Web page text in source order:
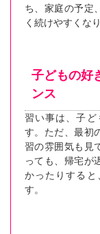
ち、家庭の予定
く続けやすくな
子どもの好
ンス
習い事は、子
す。ただ、最初
習の雰囲気も見
っても、帰宅が
かったりすると
す。